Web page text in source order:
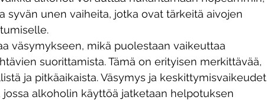
syvän unen vaiheita, jotka ovat tärkeitä aivojen
väsymykseen, mikä puolestaan vaikeuttaa
suorittamista. Tämä on erityisen merkittävää,
ja pitkäaikaista. Väsymys ja keskittymisvaikeudet
alkoholin käyttöä jatketaan helpotuksen